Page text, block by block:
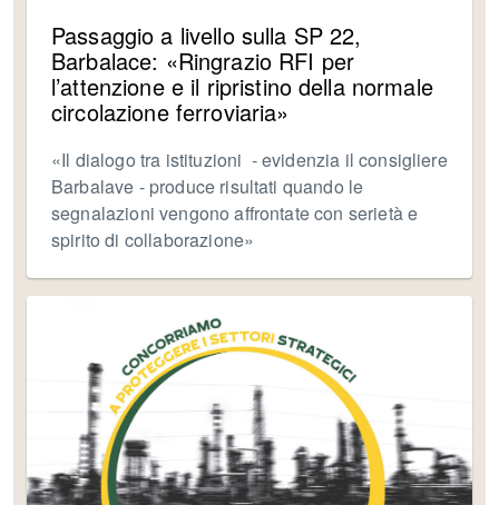
Passaggio a livello sulla SP 22,
Barbalace: «Ringrazio RFI per
l’attenzione e il ripristino della normale
circolazione ferroviaria»
«Il dialogo tra istituzioni - evidenzia il consigliere
Barbalave - produce risultati quando le
segnalazioni vengono affrontate con serietà e
spirito di collaborazione»